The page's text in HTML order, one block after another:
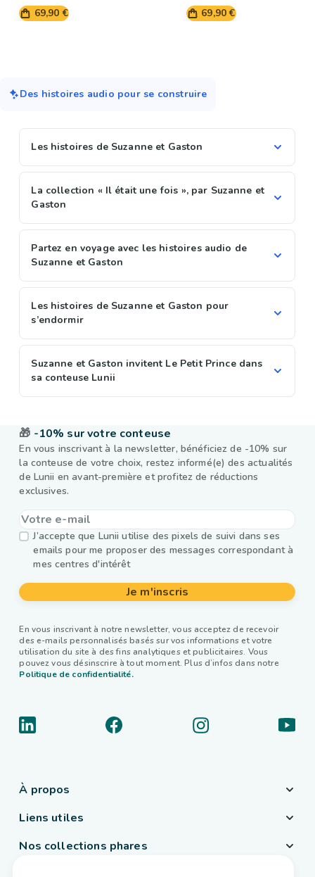
69,90 € 69,90 €
Des histoires audio pour se construire
Les histoires de Suzanne et Gaston
La collection « Il était une fois », par Suzanne et
Gaston
Partez en voyage avec les histoires audio de
Suzanne et Gaston
Les histoires de Suzanne et Gaston pour
s’endormir
Suzanne et Gaston invitent Le Petit Prince dans
sa conteuse Lunii
🎁 -10% sur votre conteuse
En vous inscrivant à la newsletter, bénéficiez de -10% sur
la conteuse de votre choix, restez informé(e) des actualités
de Lunii en avant-première et profitez de réductions
exclusives.
J’accepte que Lunii utilise des pixels de suivi dans ses
emails pour me proposer des messages correspondant à
mes centres d'intérêt
Je m'inscris
En vous inscrivant à notre newsletter, vous acceptez de recevoir
des e-mails personnalisés basés sur vos informations et votre
utilisation du site à des fins analytiques et publicitaires. Vous
pouvez vous désinscrire à tout moment. Plus d’infos dans notre
Politique de confidentialité.
À propos
Liens utiles
Nos collections phares